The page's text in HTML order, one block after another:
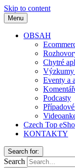
Skip to content
Menu
OBSAH
Chytré
Výzkumy
Eventy a
Podcasty
Czech Top
KONTAKTY
Search for:
Search